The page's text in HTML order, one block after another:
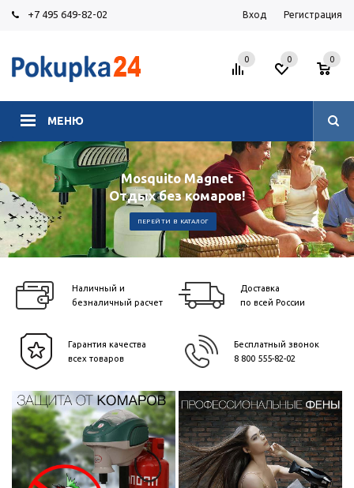
+7 495 649-82-02 Вход Регистрация
МЕНЮ
0 0
0
Mosquito Magnet
Отдых без комаров!
ПЕРЕЙТИ В КАТАЛОГ
Наличный и
безналичный расчет
Доставка
по всей России
Гарантия качества
всех товаров
Бесплатный звонок
8 800 555-82-02